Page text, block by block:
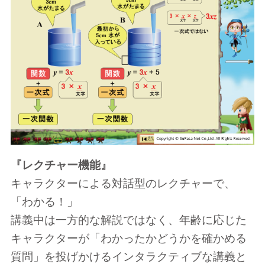
『レクチャー機能』
キャラクターによる対話型のレクチャーで、
「わかる！」
講義中は一方的な解説ではなく、年齢に応じた
キャラクターが「わかったかどうかを確かめる
質問」を投げかけるインタラクティブな講義と